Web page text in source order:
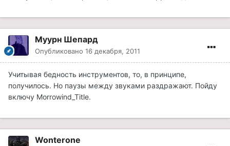
Муурн Шепард
Опубликовано 16 декабря, 2011
Учитывая бедность инструментов, то, в принципе,
получилось. Но паузы между звуками раздражают. Пойду
включу Morrowind_Title.
Wonterone